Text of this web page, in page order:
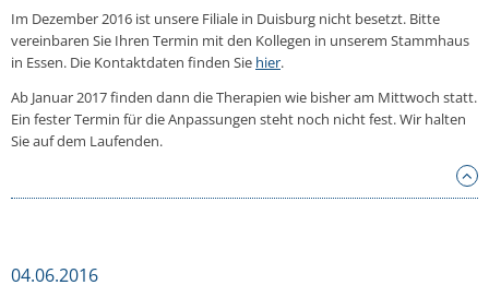
Im Dezember 2016 ist unsere Filiale in Duisburg nicht besetzt. Bitte
vereinbaren Sie Ihren Termin mit den Kollegen in unserem Stammhaus
in Essen. Die Kontaktdaten finden Sie hier.
Ab Januar 2017 finden dann die Therapien wie bisher am Mittwoch statt.
Ein fester Termin für die Anpassungen steht noch nicht fest. Wir halten
Sie auf dem Laufenden.
04.06.2016